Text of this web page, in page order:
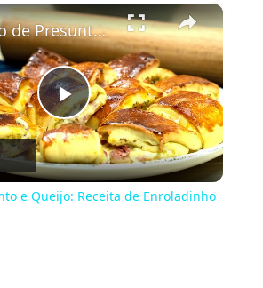
×
Play
Video
Joelho de Presunto e Queijo: Receita de Enroladinho Fofinho
e Queijo: Receita de Enroladinho